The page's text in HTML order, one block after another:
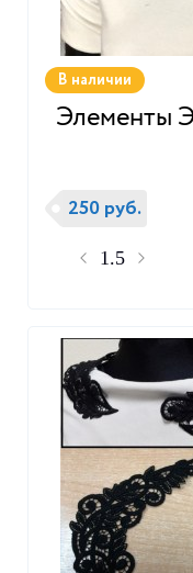
В наличии
Элементы
250 руб.